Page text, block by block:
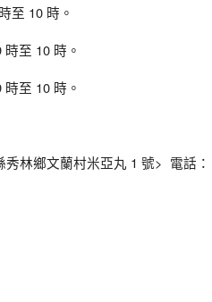
至 10 時。
至 10 時。
至 10 時。
林鄉文蘭村米亞丸 1 號> 電話